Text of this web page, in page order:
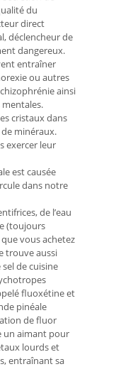
du
direct
déclencheur de
dangereux.
entraîner
ou autres
ainsi
mentales.
cristaux dans
minéraux.
exercer leur
est causée
dans notre
de l’eau
(toujours
vous achetez
trouve aussi
de cuisine
fluoxétine et
pinéale
de fluor
un aimant pour
lourds et
entraînant sa